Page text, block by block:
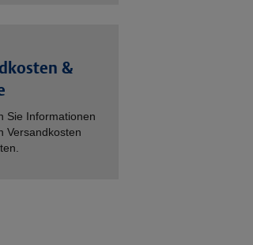
&
Sie Informationen
Versandkosten